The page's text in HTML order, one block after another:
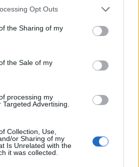
app uses one or more Google
or usage behaviour. You may click to
Google and its third-party tags to
specified purposes in below Google
Opt Outs
the Sharing of my
the Sale of my
processing my
Advertising.
Collection, Use,
or Sharing of my
Is Unrelated with the
it was collected.
karbonlábnyommal rendelkezik, az
milyen vállalásokat tesz,
energiát és hogy az új termékei
működnek.
elmondható, hogy egyre nagyobb a
között, akik nem tartották be a nagy
akik komoly lépéseket tettek az
hozta első PVC- és BFR-mentes
TV-t. Ilyen termékeket dobott piacra
Ezzel ellentétben a Toshiba, az
a Lenovo továbbra sem rendelkezik
mentesek lennének ezektől a káros